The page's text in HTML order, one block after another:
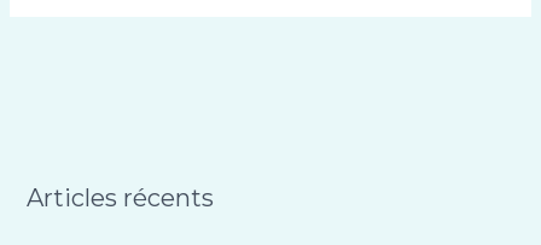
Articles récents